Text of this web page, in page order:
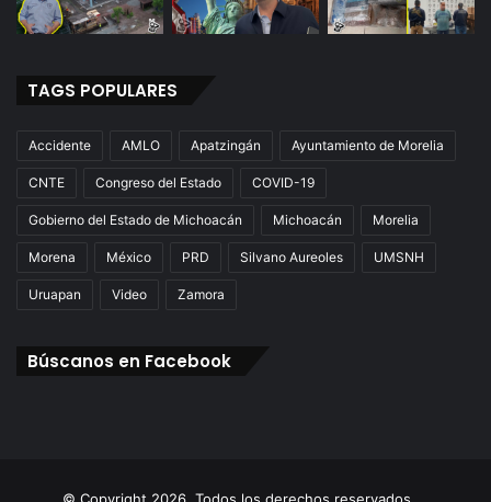
TAGS POPULARES
Accidente AMLO Apatzingán Ayuntamiento de Morelia
CNTE Congreso del Estado COVID-19
Gobierno del Estado de Michoacán Michoacán Morelia
Morena México PRD Silvano Aureoles UMSNH
Uruapan Video Zamora
Búscanos en Facebook